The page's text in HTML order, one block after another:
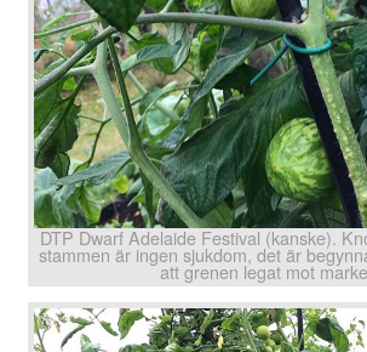
DTP Dwarf Adelaide Festival (kanske).
stammen är ingen sjukdom, det är
att grenen legat mot